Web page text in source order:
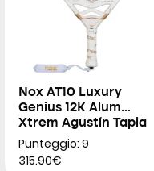
Nox AT10 Luxury
Genius 12K Alum
Xtrem Agustín Tapia
2026
Punteggio: 9
315.90€